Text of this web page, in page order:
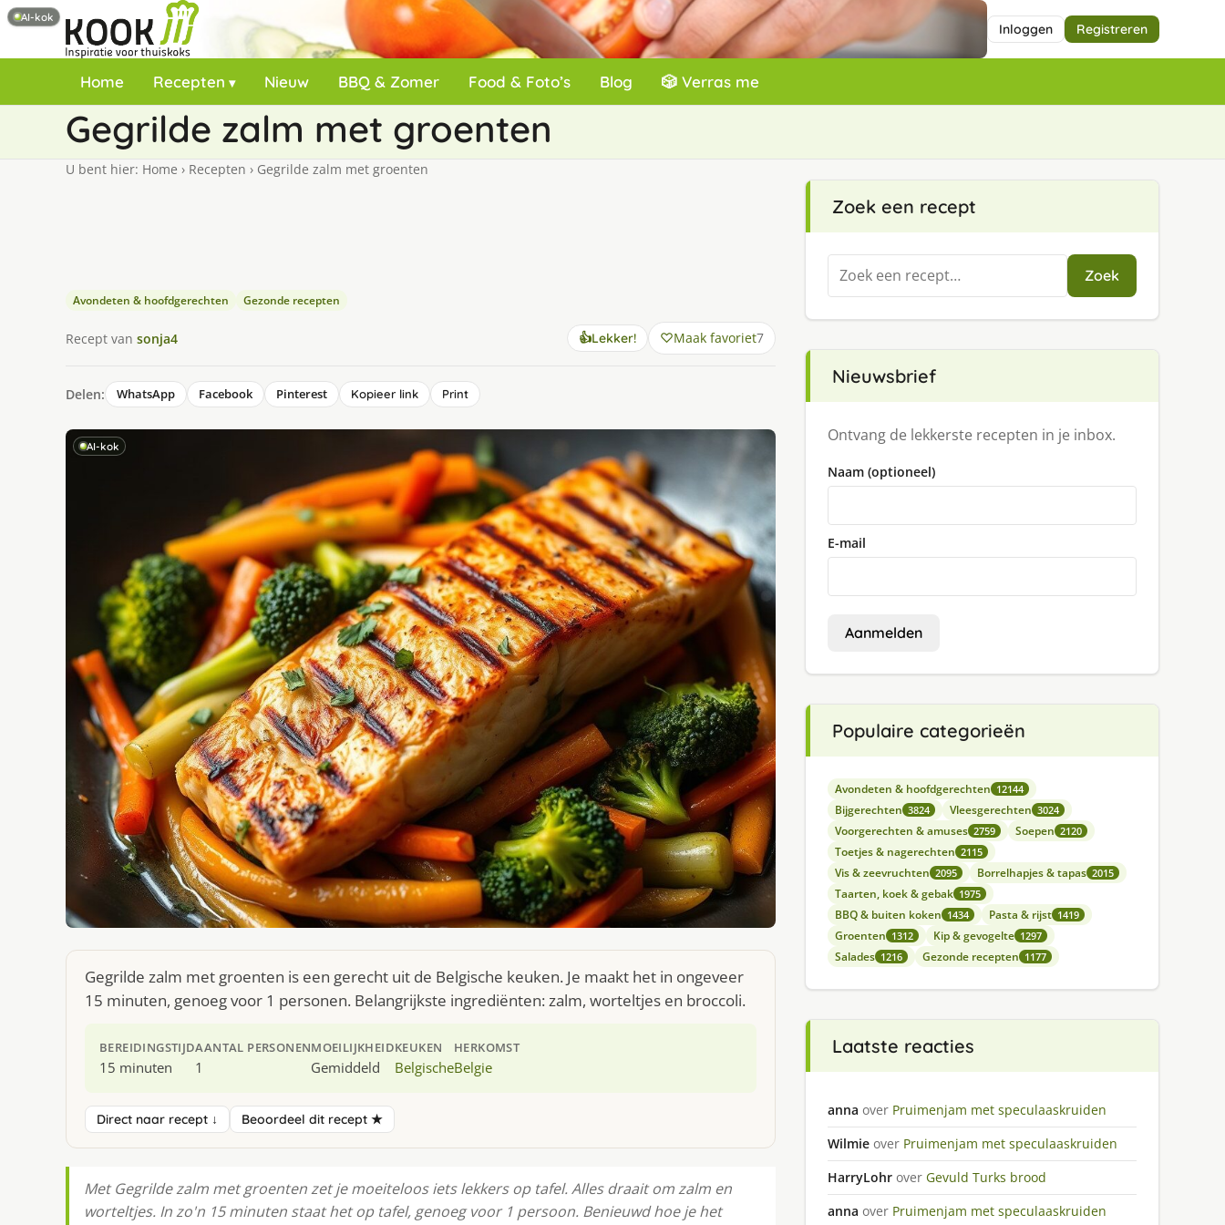
Inloggen Registreren
Home Recepten Nieuw BBQ & Zomer Food & Foto’s Blog 🎲 Verras me
Gegrilde zalm met groenten
U bent hier: Home › Recepten › Gegrilde zalm met groenten
Avondeten & hoofdgerechten Gezonde recepten
Recept van sonja4 👍Lekker! Maak favoriet7
Delen: WhatsApp Facebook Pinterest Kopieer link Print
AI-kok
Gegrilde zalm met groenten is een gerecht uit de Belgische keuken. Je maakt het in ongeveer
15 minuten, genoeg voor 1 personen. Belangrijkste ingrediënten: zalm, worteltjes en broccoli.
BEREIDINGSTIJD
15 minuten
AANTAL PERSONEN
1
MOEILIJKHEID
Gemiddeld
KEUKEN
Belgische
HERKOMST
Belgie
Direct naar recept ↓ Beoordeel dit recept ★
Met Gegrilde zalm met groenten zet je moeiteloos iets lekkers op tafel. Alles draait om zalm en
worteltjes. In zo'n 15 minuten staat het op tafel, genoeg voor 1 persoon. Benieuwd hoe je het
Zoek een recept
Zoeken
naar:
Zoek
Nieuwsbrief
Ontvang de lekkerste recepten in je inbox.
Naam (optioneel)
E-mail
Aanmelden
Populaire categorieën
Avondeten & hoofdgerechten 12144
Bijgerechten 3824 Vleesgerechten 3024
Voorgerechten & amuses 2759 Soepen 2120
Toetjes & nagerechten 2115
Vis & zeevruchten 2095 Borrelhapjes & tapas 2015
Taarten, koek & gebak 1975
BBQ & buiten koken 1434 Pasta & rijst 1419
Groenten 1312 Kip & gevogelte 1297
Salades 1216 Gezonde recepten 1177
Laatste reacties
anna over Pruimenjam met speculaaskruiden
Wilmie over Pruimenjam met speculaaskruiden
HarryLohr over Gevuld Turks brood
anna over Pruimenjam met speculaaskruiden
AI-kok